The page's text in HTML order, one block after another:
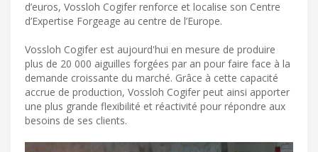
d’euros, Vossloh Cogifer renforce et localise son Centre
d’Expertise Forgeage au centre de l’Europe.
Vossloh Cogifer est aujourd'hui en mesure de produire
plus de 20 000 aiguilles forgées par an pour faire face à la
demande croissante du marché. Grâce à cette capacité
accrue de production, Vossloh Cogifer peut ainsi apporter
une plus grande flexibilité et réactivité pour répondre aux
besoins de ses clients.